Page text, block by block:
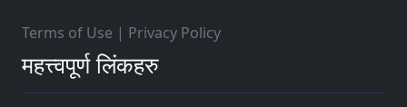
Terms of Use | Privacy Policy
महत्त्वपूर्ण लिंकहरु